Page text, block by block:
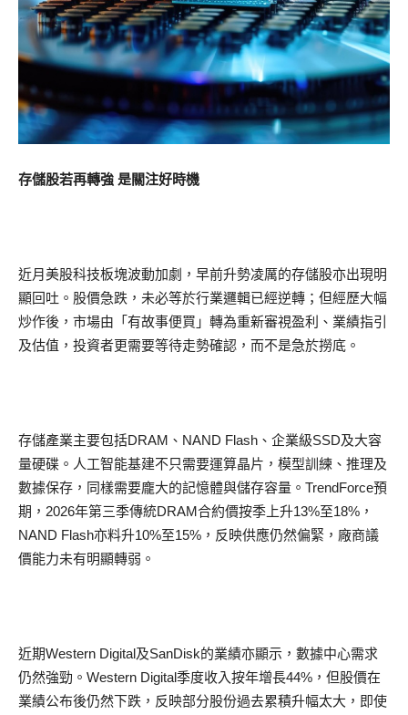
存儲股若再轉強 是關注好時機
近月美股科技板塊波動加劇，早前升勢凌厲的存儲股亦出現明
顯回吐。股價急跌，未必等於行業邏輯已經逆轉；但經歷大幅
炒作後，市場由「有故事便買」轉為重新審視盈利、業績指引
及估值，投資者更需要等待走勢確認，而不是急於撈底。
存儲產業主要包括DRAM、NAND Flash、企業級SSD及大容
量硬碟。人工智能基建不只需要運算晶片，模型訓練、推理及
數據保存，同樣需要龐大的記憶體與儲存容量。TrendForce預
期，2026年第三季傳統DRAM合約價按季上升13%至18%，
NAND Flash亦料升10%至15%，反映供應仍然偏緊，廠商議
價能力未有明顯轉弱。
近期Western Digital及SanDisk的業績亦顯示，數據中心需求
仍然強勁。Western Digital季度收入按年增長44%，但股價在
業績公布後仍然下跌，反映部分股份過去累積升幅太大，即使